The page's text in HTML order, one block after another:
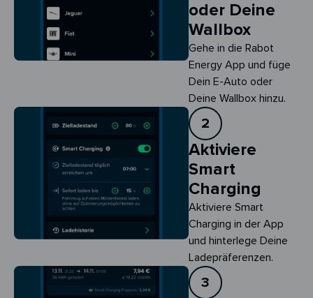
oder Deine
Wallbox
Gehe in die Rabot
Energy App und füge
Dein E-Auto oder
Deine Wallbox hinzu.
2
Aktiviere
Smart
Charging
Aktiviere Smart
Charging in der App
und hinterlege Deine
Ladepräferenzen.
3